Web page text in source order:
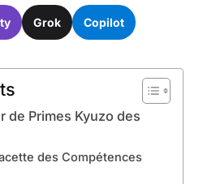
Grok Copilot
de Primes Kyuzo des
des Compétences